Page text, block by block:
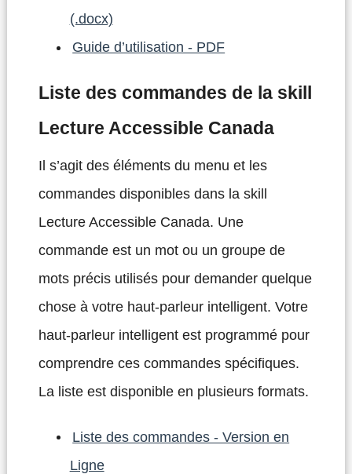
(.docx)
Guide d’utilisation - PDF
Liste des commandes de la skill
Lecture Accessible Canada
Il s’agit des éléments du menu et les
commandes disponibles dans la skill
Lecture Accessible Canada. Une
commande est un mot ou un groupe de
mots précis utilisés pour demander quelque
chose à votre haut-parleur intelligent. Votre
haut-parleur intelligent est programmé pour
comprendre ces commandes spécifiques.
La liste est disponible en plusieurs formats.
Liste des commandes - Version en
Ligne